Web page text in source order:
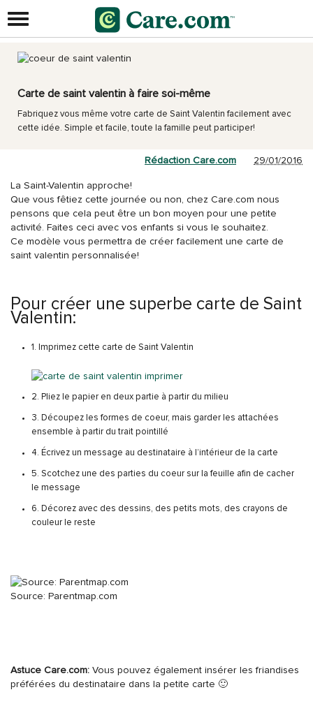
Carte de saint valentin à faire soi-même
Fabriquez vous même votre carte de Saint Valentin facilement avec
cette idée. Simple et facile, toute la famille peut participer!
Rédaction Care.com 29/01/2016
La Saint-Valentin approche!
Que vous fêtiez cette journée ou non, chez Care.com nous
pensons que cela peut être un bon moyen pour une petite
activité. Faites ceci avec vos enfants si vous le souhaitez.
Ce modèle vous permettra de créer facilement une carte de
saint valentin personnalisée!
Pour créer une superbe carte de Saint
Valentin:
1. Imprimez cette carte de Saint Valentin
2. Pliez le papier en deux partie à partir du milieu
3. Découpez les formes de coeur, mais garder les attachées
ensemble à partir du trait pointillé
4. Écrivez un message au destinataire à l’intérieur de la carte
5. Scotchez une des parties du coeur sur la feuille afin de cacher
le message
6. Décorez avec des dessins, des petits mots, des crayons de
couleur le reste
Source: Parentmap.com
Astuce Care.com: Vous pouvez également insérer les friandises
préférées du destinataire dans la petite carte 🙂